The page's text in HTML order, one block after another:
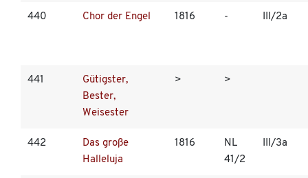
440 Chor der Engel 1816 - III/2a
441
Gütigster,
Bester,
Weisester
> >
442
Das große
Halleluja
1816
NL
41/2
III/3a